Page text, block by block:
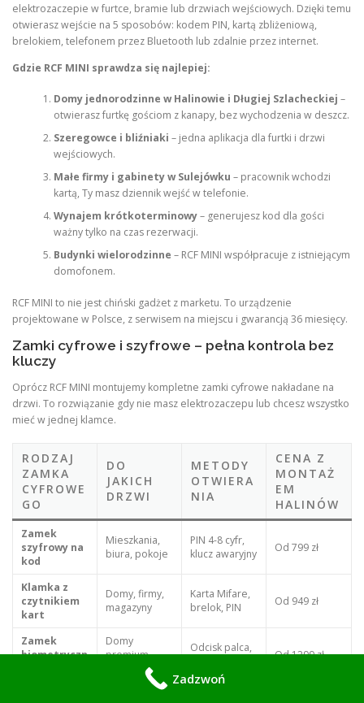
elektrozaczepie w furtce, bramie lub drzwiach wejściowych. Dzięki temu
otwierasz wejście na 5 sposobów: kodem PIN, kartą zbliżeniową,
brelokiem, telefonem przez Bluetooth lub zdalnie przez internet.
Gdzie RCF MINI sprawdza się najlepiej:
Domy jednorodzinne w Halinowie i Długiej Szlacheckiej –
otwierasz furtkę gościom z kanapy, bez wychodzenia w deszcz.
Szeregowce i bliźniaki – jedna aplikacja dla furtki i drzwi
wejściowych.
Małe firmy i gabinety w Sulejówku – pracownik wchodzi
kartą, Ty masz dziennik wejść w telefonie.
Wynajem krótkoterminowy– generujesz kod dla gości
ważny tylko na czas rezerwacji.
Budynki wielorodzinne – RCF MINI współpracuje z istniejącym
domofonem.
RCF MINI to nie jest chiński gadżet z marketu. To urządzenie
projektowane w Polsce, z serwisem na miejscu i gwarancją 36 miesięcy.
Zamki cyfrowe i szyfrowe – pełna kontrola bez
kluczy
Oprócz RCF MINI montujemy kompletne zamki cyfrowe nakładane na
drzwi. To rozwiązanie gdy nie masz elektrozaczepu lub chcesz wszystko
mieć w jednej klamce.
RODZAJ
ZAMKA
CYFROWE
GO
DO
JAKICH
DRZWI
METODY
OTWIERA
NIA
CENA Z
MONTAŻ
EM
HALINÓW
Zamek
szyfrowy na
kod
Mieszkania,
biura, pokoje
PIN 4-8 cyfr,
klucz awaryjny
Od 799 zł
Klamka z
czytnikiem
kart
Domy, firmy,
magazyny
Karta Mifare,
brelok, PIN
Od 949 zł
Zamek
biometryczn
Domy
premium,
gabinety
Odcisk palca,
Od 1299 zł
Zadzwoń